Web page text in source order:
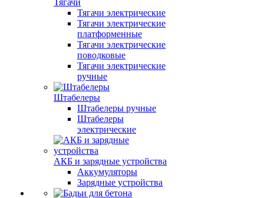
Тягачи
Тягачи электрические
Тягачи электрические
платформенные
Тягачи электрические
поводковые
Тягачи электрические
ручные
Штабелеры
Штабелеры ручные
Штабелеры
электрические
АКБ и зарядные устройства
Аккумуляторы
Зарядные устройства